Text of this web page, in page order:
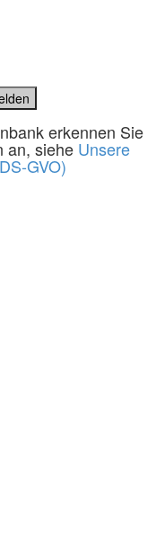
erkennen Sie
an, siehe Unsere
GVO)